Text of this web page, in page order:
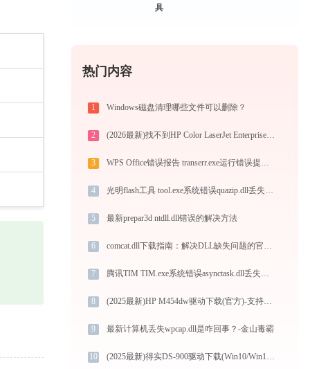
具
热门内容
1 Windows磁盘清理哪些文件可以删除？
2 (2026最新)找不到HP Color LaserJet Enterprise cm4549打印机驱动？这篇全面下载安装指南帮到你
3 WPS Office错误报告 transerr.exe运行错误提示0xc000000d的解决办法
4 光明flash工具 tool.exe系统错误quazip.dll丢失如何解决
5 最新prepar3d ntdll.dll错误的解决方法
6 comcat.dll下载指南：解决DLL缺失问题的官方免费方案（32/64位系统适用）
7 腾讯TIM TIM.exe系统错误asynctask.dll丢失如何解决
8 (2025最新)HP M454dw驱动下载(官方)-支持Win10/Win11
9 最新计算机丢失wpcap.dll是咋回事？-金山毒霸
10 (2025最新)得实DS-900驱动下载(Win10/Win11)及图文安装教程